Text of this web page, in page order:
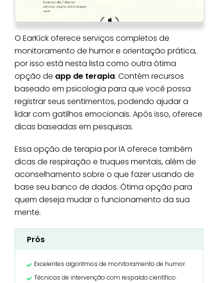
O EarKick oferece serviços completos de
monitoramento de humor e orientação prática,
por isso está nesta lista como outra ótima
opção de app de terapia. Contém recursos
baseado em psicologia para que você possa
registrar seus sentimentos, podendo ajudar a
lidar com gatilhos emocionais. Após isso, oferece
dicas baseadas em pesquisas.
Essa opção de terapia por IA oferece também
dicas de respiração e truques mentais, além de
aconselhamento sobre o que fazer usando de
base seu banco de dados. Ótima opção para
quem deseja mudar o funcionamento da sua
mente.
Prós
Excelentes algoritmos de monitoramento de humor.
Técnicas de intervenção com respaldo científico.